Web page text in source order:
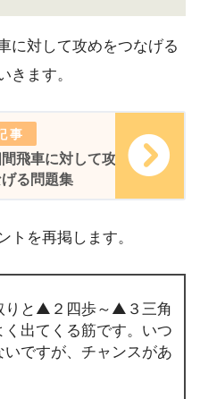
に対して攻めをつなげる
きます。
飛車に対して攻
る問題集
トを再掲します。
りと▲２四歩～▲３三角
出てくる筋です。いつ
ですが、チャンスがあ